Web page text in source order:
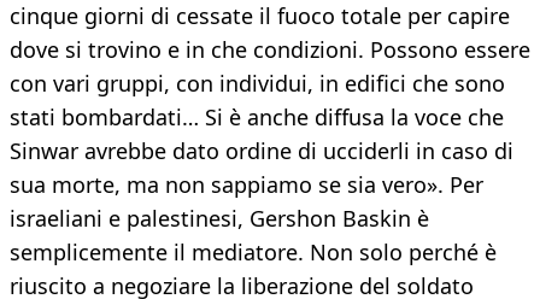
cinque giorni di cessate il fuoco totale per capire
dove si trovino e in che condizioni. Possono essere
con vari gruppi, con individui, in edifici che sono
stati bombardati… Si è anche diffusa la voce che
Sinwar avrebbe dato ordine di ucciderli in caso di
sua morte, ma non sappiamo se sia vero». Per
israeliani e palestinesi, Gershon Baskin è
semplicemente il mediatore. Non solo perché è
riuscito a negoziare la liberazione del soldato